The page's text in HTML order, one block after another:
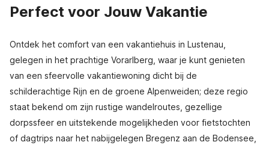
Perfect voor Jouw Vakantie
Ontdek het comfort van een vakantiehuis in Lustenau,
gelegen in het prachtige Vorarlberg, waar je kunt genieten
van een sfeervolle vakantiewoning dicht bij de
schilderachtige Rijn en de groene Alpenweiden; deze regio
staat bekend om zijn rustige wandelroutes, gezellige
dorpssfeer en uitstekende mogelijkheden voor fietstochten
of dagtrips naar het nabijgelegen Bregenz aan de Bodensee,